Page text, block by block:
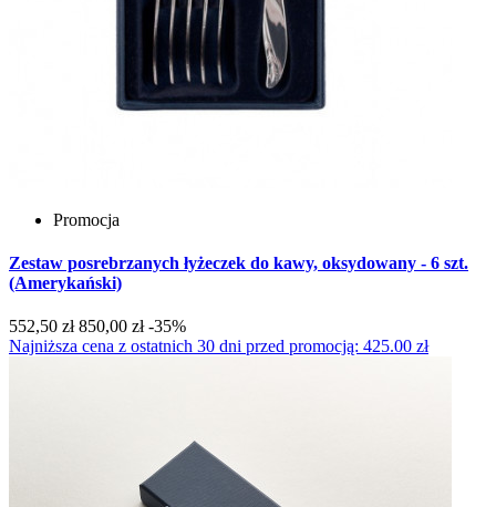
Promocja
Zestaw posrebrzanych łyżeczek do kawy, oksydowany - 6 szt.
(Amerykański)
552,50 zł 850,00 zł -35%
Najniższa cena z ostatnich 30 dni przed promocją: 425.00 zł